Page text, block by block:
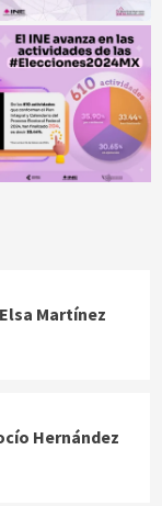
Elsa Martínez
Hernández